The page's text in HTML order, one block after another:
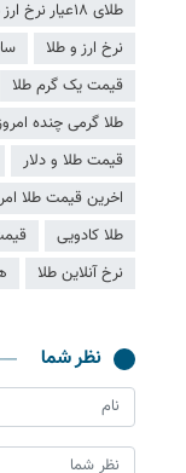
طلای ۱۸عیار نرخ ارز دلار سکه طلا
نرخ ارز و طلا
قیمت یک گرم طلا
طلا گرمی چنده امروز
قیمت طلا و دلار
اخرین قیمت طلا
طلا کادویی
نرخ آنلاین طلا
نظر شما